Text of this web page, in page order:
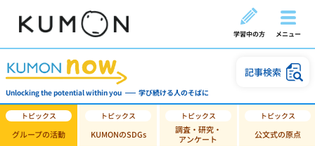
学習中の方 メニュー
Unlocking the potential within you 学び続ける人のそばに
記事検索
グループの活動 KUMONのSDGs
調査・研究・
アンケート
公文式の原点